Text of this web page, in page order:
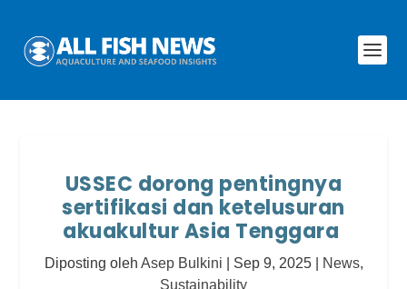
USSEC dorong pentingnya
sertifikasi dan ketelusuran
akuakultur Asia Tenggara
Diposting oleh Asep Bulkini Sep 9, 2025| News,
Sustainability